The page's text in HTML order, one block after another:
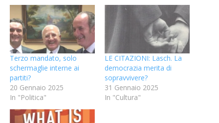
Terzo mandato, solo
schermaglie interne ai
partiti?
20 Gennaio 2025
In "Politica"
LE CITAZIONI: Lasch. La
democrazia merita di
sopravvivere?
31 Gennaio 2025
In "Cultura"